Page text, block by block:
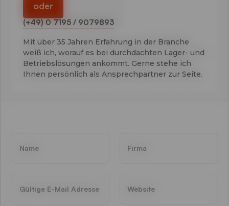
oder
(+49) 0 7195 / 9079893
Mit über 35 Jahren Erfahrung in der Branche
weiß ich, worauf es bei durchdachten Lager- und
Betriebslösungen ankommt. Gerne stehe ich
Ihnen persönlich als Ansprechpartner zur Seite.